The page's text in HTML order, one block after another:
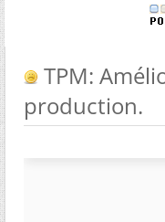
TPM:
production.